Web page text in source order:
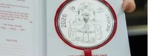
Quân sự - Quốc phòng
Vũ khí